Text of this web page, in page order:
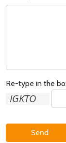
Re-type in the
Send